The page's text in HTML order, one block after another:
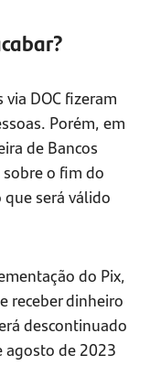
DOC fizeram
Porém, em
de Bancos
o fim do
será válido
do Pix,
receber dinheiro
descontinuado
agosto de 2023